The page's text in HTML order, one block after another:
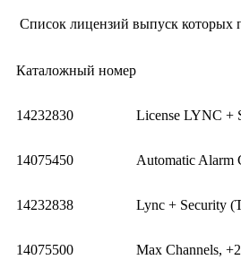
Список лицензий выпуск которых
Каталожный номер
14232830 License LYNC +
14075450 Automatic Alarm
14232838 Lync + Security
14075500 Max Channels,